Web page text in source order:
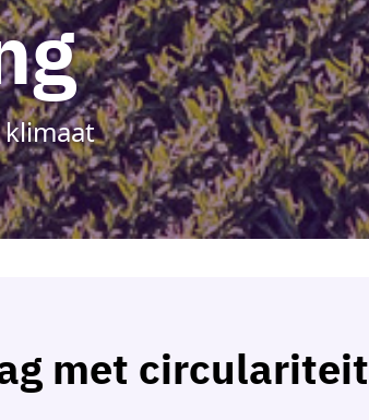
met circulariteit